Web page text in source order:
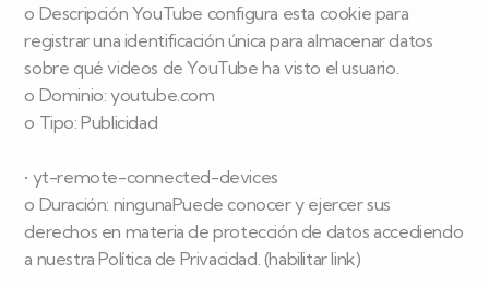
o Descripción YouTube configura esta cookie para
registrar una identificación única para almacenar datos
sobre qué videos de YouTube ha visto el usuario.
o Dominio: youtube.com
o Tipo: Publicidad
• yt-remote-connected-devices
o Duración: ningunaPuede conocer y ejercer sus
derechos en materia de protección de datos accediendo
a nuestra Política de Privacidad. (habilitar link)